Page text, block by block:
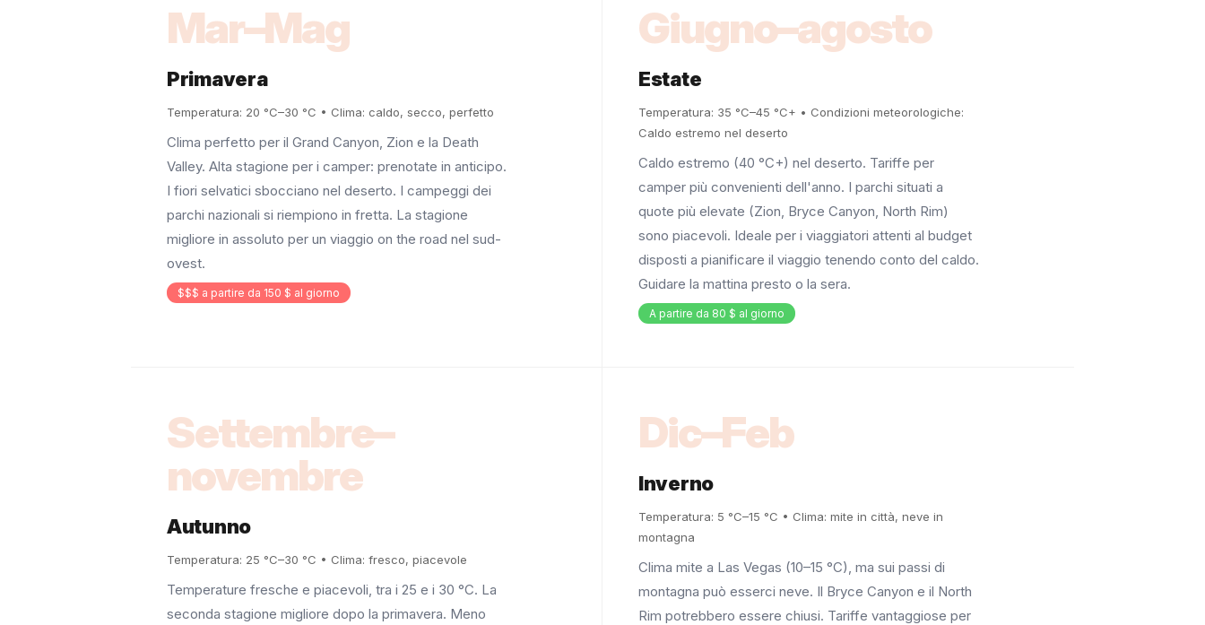
Mar–Mag
Primavera
Temperatura: 20 °C–30 °C • Clima: caldo, secco, perfetto
Clima perfetto per il Grand Canyon, Zion e la Death
Valley. Alta stagione per i camper: prenotate in anticipo.
I fiori selvatici sbocciano nel deserto. I campeggi dei
parchi nazionali si riempiono in fretta. La stagione
migliore in assoluto per un viaggio on the road nel sud-
ovest.
$$$ a partire da 150 $ al giorno
Giugno–agosto
Estate
Temperatura: 35 °C–45 °C+ • Condizioni meteorologiche:
Caldo estremo nel deserto
Caldo estremo (40 °C+) nel deserto. Tariffe per
camper più convenienti dell'anno. I parchi situati a
quote più elevate (Zion, Bryce Canyon, North Rim)
sono piacevoli. Ideale per i viaggiatori attenti al budget
disposti a pianificare il viaggio tenendo conto del caldo.
Guidare la mattina presto o la sera.
A partire da 80 $ al giorno
Settembre–
novembre
Autunno
Temperatura: 25 °C–30 °C • Clima: fresco, piacevole
Temperature fresche e piacevoli, tra i 25 e i 30 °C. La
seconda stagione migliore dopo la primavera. Meno
Dic–Feb
Inverno
Temperatura: 5 °C–15 °C • Clima: mite in città, neve in
montagna
Clima mite a Las Vegas (10–15 °C), ma sui passi di
montagna può esserci neve. Il Bryce Canyon e il North
Rim potrebbero essere chiusi. Tariffe vantaggiose per